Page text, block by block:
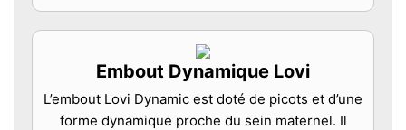
Embout Dynamique Lovi
L’embout Lovi Dynamic est doté de picots et d’une
forme dynamique proche du sein maternel. Il